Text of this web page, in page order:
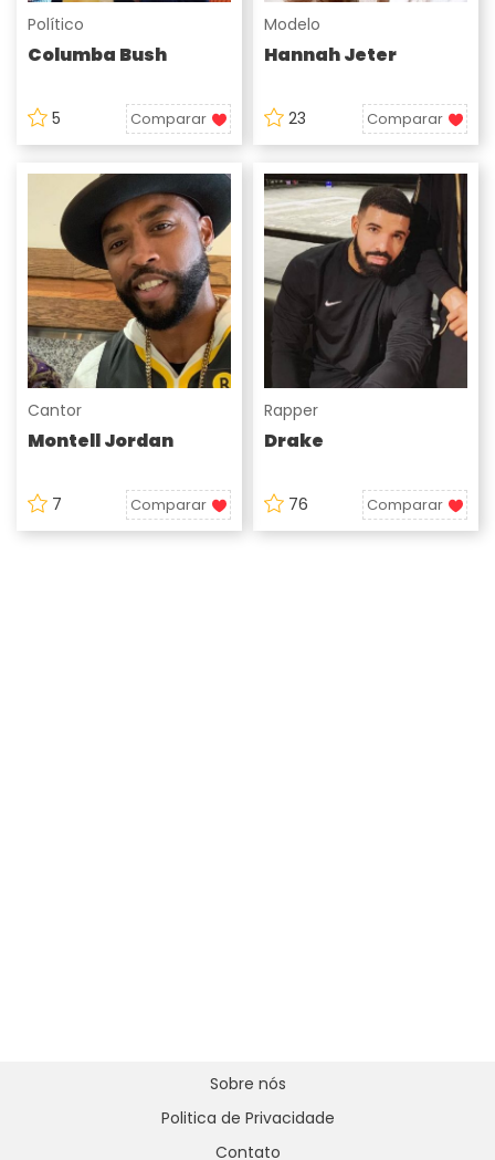
Político
Columba Bush
5 Comparar
Modelo
Hannah Jeter
23 Comparar
Cantor
Montell Jordan
7 Comparar
Rapper
Drake
76 Comparar
Sobre nós
Politica de Privacidade
Contato